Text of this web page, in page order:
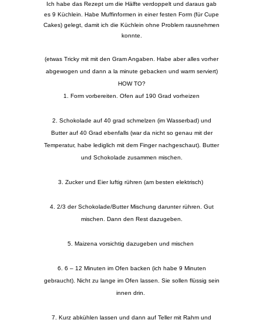
Ich habe das Rezept um die Hälfte verdoppelt und daraus gab
es 9 Küchlein. Habe Muffinformen in einer festen Form (für Cupe
Cakes) gelegt, damit ich die Küchlein ohne Problem rausnehmen
konnte.
(etwas Tricky mit mit den Gram Angaben. Habe aber alles vorher
abgewogen und dann a la minute gebacken und warm serviert)
HOW TO?
1. Form vorbereiten. Ofen auf 190 Grad vorheizen
2. Schokolade auf 40 grad schmelzen (im Wasserbad) und
Butter auf 40 Grad ebenfalls (war da nicht so genau mit der
Temperatur, habe lediglich mit dem Finger nachgeschaut). Butter
und Schokolade zusammen mischen.
3. Zucker und Eier luftig rühren (am besten elektrisch)
4. 2/3 der Schokolade/Butter Mischung darunter rühren. Gut
mischen. Dann den Rest dazugeben.
5. Maizena vorsichtig dazugeben und mischen
6. 6 – 12 Minuten im Ofen backen (ich habe 9 Minuten
gebraucht). Nicht zu lange im Ofen lassen. Sie sollen flüssig sein
innen drin.
7. Kurz abkühlen lassen und dann auf Teller mit Rahm und